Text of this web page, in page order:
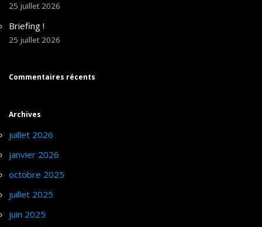
25 juillet 2026
Briefing !
25 juillet 2026
Commentaires récents
Archives
juillet 2026
janvier 2026
octobre 2025
juillet 2025
juin 2025